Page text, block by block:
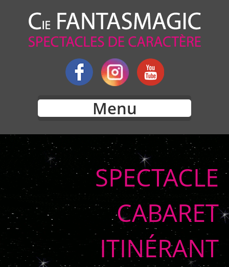
Menu
SPECTACLE
CABARET
ITINÉRANT